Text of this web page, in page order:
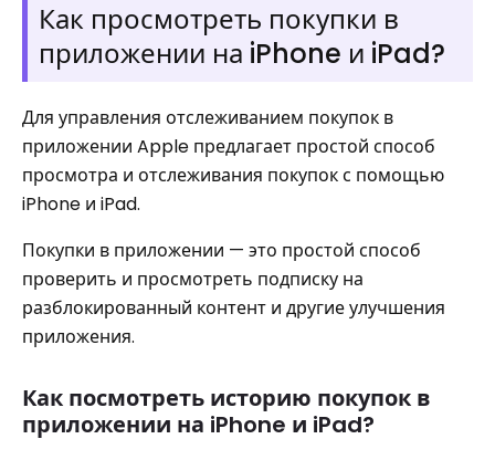
Как просмотреть покупки в
приложении на iPhone и iPad?
Для управления отслеживанием покупок в
приложении Apple предлагает простой способ
просмотра и отслеживания покупок с помощью
iPhone и iPad.
Покупки в приложении — это простой способ
проверить и просмотреть подписку на
разблокированный контент и другие улучшения
приложения.
Как посмотреть историю покупок в
приложении на iPhone и iPad?